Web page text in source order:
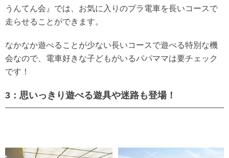
うんてん会』では、お気に入りのプラ電車を長いコースで
走らせることができます。
なかなか遊べることが少ない長いコースで遊べる特別な機
会なので、電車好きな子どもがいるパパママは要チェック
です！
3：思いっきり遊べる遊具や迷路も登場！